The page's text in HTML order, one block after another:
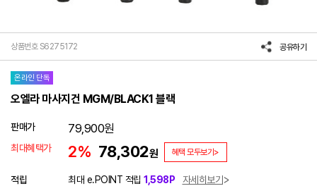
상품번호 S6275172 공유하기
온라인 단독
오엘라 마사지건 MGM/BLACK1 블랙
판매가 79,900원
최대혜택가 2% 78,302원 혜택 모두보기>
적립 최대 e.POINT 적립 1,598P
자세히보기